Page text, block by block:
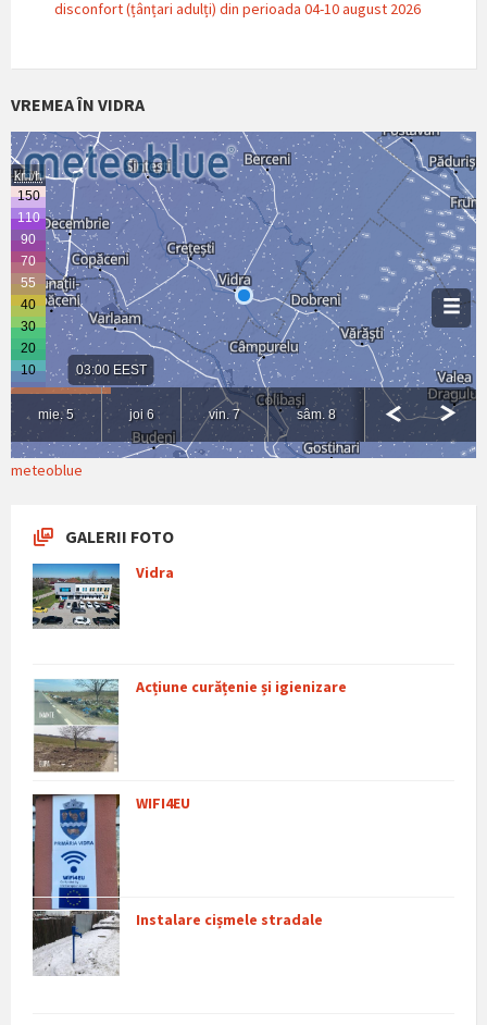
disconfort (țânțari adulți) din perioada 04-10 august 2026
VREMEA ÎN VIDRA
meteoblue
GALERII FOTO
Vidra
Acțiune curățenie și igienizare
WIFI4EU
Instalare cișmele stradale